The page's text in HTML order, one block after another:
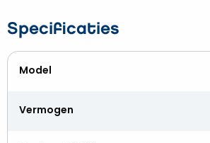
Specificaties
Model
Vermogen